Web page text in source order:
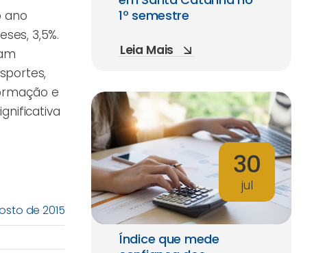
ano
3,5%.
e
de 2015
1º semestre
Leia Mais
30
jul
Índice que mede